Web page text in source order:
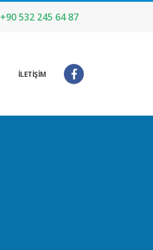
+90 532 245 64 87
İLETİŞİM